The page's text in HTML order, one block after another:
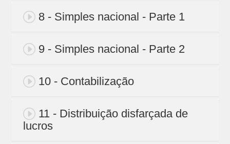
8 - Simples nacional - Parte 1
9 - Simples nacional - Parte 2
10 - Contabilização
11 - Distribuição disfarçada de
lucros